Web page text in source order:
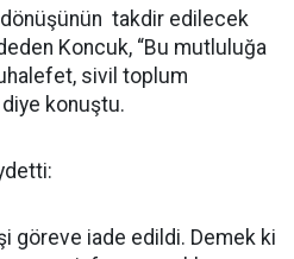
takdir edilecek
Koncuk, “Bu mutluluğa
sivil toplum
konuştu.
göreve iade edildi. Demek ki